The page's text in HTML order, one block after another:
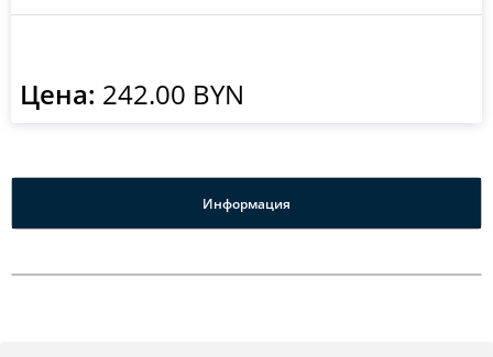
Цена: 242.00 BYN
Информация